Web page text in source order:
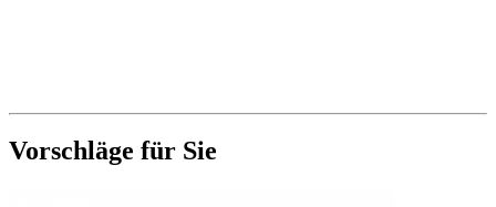
Vorschläge für Sie